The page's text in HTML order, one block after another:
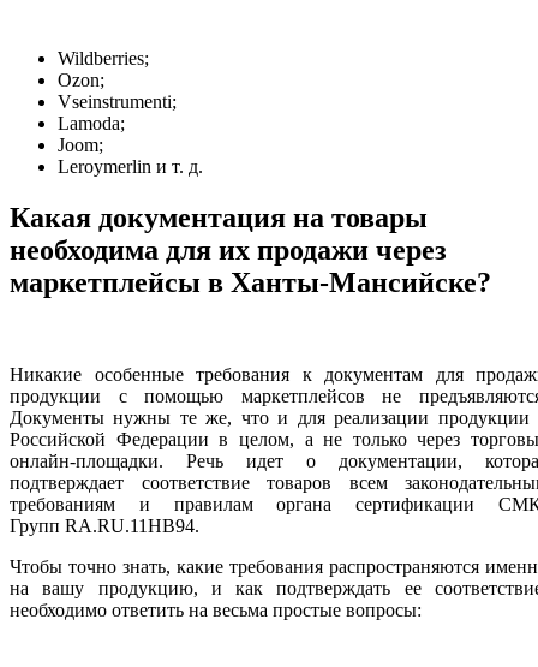
Wildberries;
Ozon;
Vseinstrumenti;
Lamoda;
Joom;
Leroymerlin и т. д.
Какая документация на товары
необходима для их продажи через
маркетплейсы в Ханты-Мансийске?
Никакие особенные требования к документам для
продукции с помощью маркетплейсов не
Документы нужны те же, что и для реализации продукции
Российской Федерации в целом, а не только через
онлайн-площадки. Речь идет о документации,
подтверждает соответствие товаров всем
требованиям и правилам органа сертификации
Групп RA.RU.11НВ94.
Чтобы точно знать, какие требования распространяются
на вашу продукцию, и как подтверждать ее
необходимо ответить на весьма простые вопросы: